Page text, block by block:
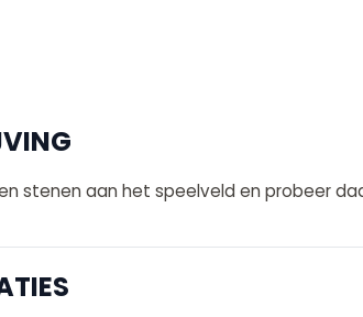
stenen aan het speelveld en probeer